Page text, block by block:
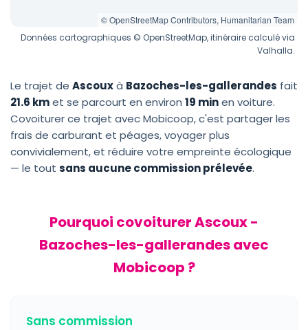
© OpenStreetMap Contributors, Humanitarian Team
Données cartographiques © OpenStreetMap, itinéraire calculé via
Valhalla.
Le trajet de Ascouxà Bazoches-les-gallerandes fait
21.6 kmet se parcourt en environ 19 minen voiture.
Covoiturer ce trajet avec Mobicoop, c'est partager les
frais de carburant et péages, voyager plus
convivialement, et réduire votre empreinte écologique
— le tout sans aucune commission prélevée.
Pourquoi covoiturer Ascoux -
Bazoches-les-gallerandes avec
Mobicoop ?
Sans commission